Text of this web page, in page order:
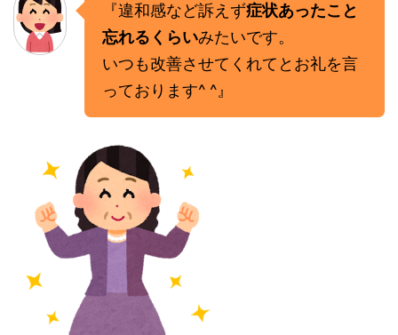
『違和感など訴えず症状あったこと
忘れるくらいみたいです。
いつも改善させてくれてとお礼を言
っております^ ^』